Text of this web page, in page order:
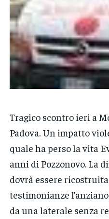
POLITICA
ECONOMIA
SPORT
GRUPPO
POLITICA
ECONOMIA
SPORT
POLITICA
ECONOMIA
SPORT
Tragico scontro ieri a
Padova. Un impatto
quale ha perso la vita
anni di Pozzonovo. La
dovrà essere
testimonianze
da una laterale senza